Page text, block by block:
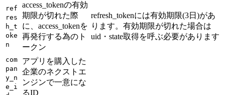
ref
res
h_t
oke
n
access_tokenの有効
期限が切れた際
に、access_tokenを
再発行する為のト
ークン
refresh_tokenには有効期限(3日)があ
ります。有効期限が切れた場合は
uid・state取得を呼ぶ必要があります
com
pan
y_n
e_i
アプリを購入した
企業のネクストエ
ンジンで一意にな
るID